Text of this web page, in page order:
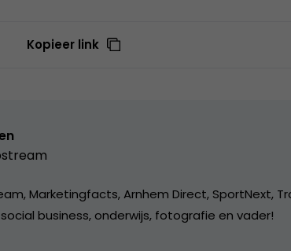
Kopieer link
Marketingfacts, Arnhem Direct, SportNext,
social business, onderwijs, fotografie en vader!